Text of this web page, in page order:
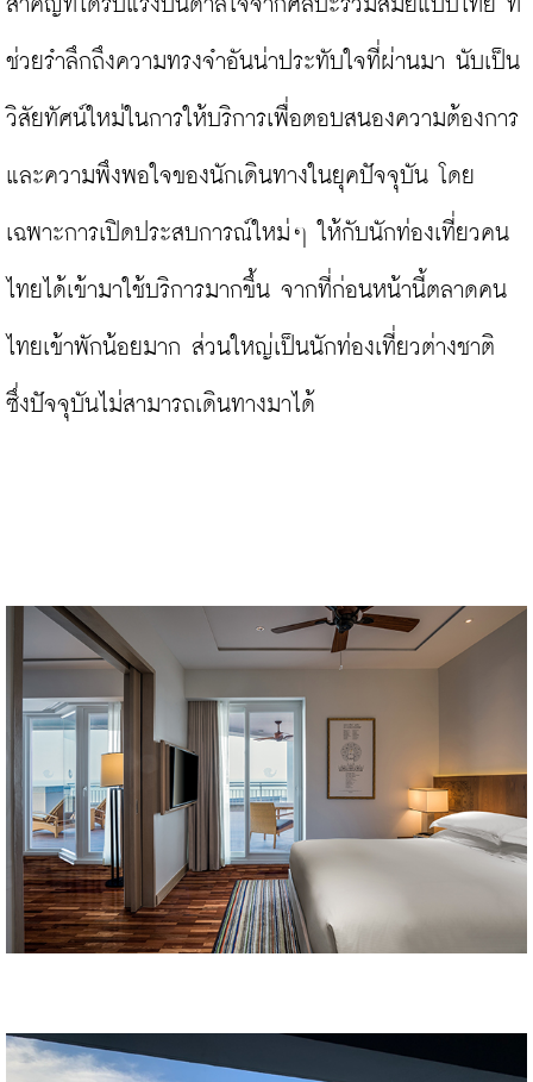
สำคัญที่ได้รับแรงบันดาลใจจากศิลปะร่วมสมัยแบบไทย ที่
ช่วยรำลึกถึงความทรงจำอันน่าประทับใจที่ผ่านมา นับเป็น
วิสัยทัศน์ใหม่ในการให้บริการเพื่อตอบสนองความต้องการ
และความพึงพอใจของนักเดินทางในยุคปัจจุบัน โดย
เฉพาะการเปิดประสบการณ์ใหม่ๆ ให้กับนักท่องเที่ยวคน
ไทยได้เข้ามาใช้บริการมากขึ้น จากที่ก่อนหน้านี้ตลาดคน
ไทยเข้าพักน้อยมาก ส่วนใหญ่เป็นนักท่องเที่ยวต่างชาติ
ซึ่งปัจจุบันไม่สามารถเดินทางมาได้